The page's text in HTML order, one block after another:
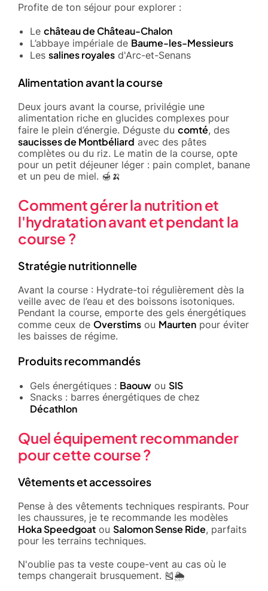
Profite de ton séjour pour explorer :
Le château de Château-Chalon
L’abbaye impériale de Baume-les-Messieurs
Les salines royales d'Arc-et-Senans
Alimentation avant la course
Deux jours avant la course, privilégie une
alimentation riche en glucides complexes pour
faire le plein d’énergie. Déguste du comté, des
saucisses de Montbéliard avec des pâtes
complètes ou du riz. Le matin de la course, opte
pour un petit déjeuner léger : pain complet, banane
et un peu de miel. 🍯🍌
Comment gérer la nutrition et
l'hydratation avant et pendant la
course ?
Stratégie nutritionnelle
Avant la course : Hydrate-toi régulièrement dès la
veille avec de l’eau et des boissons isotoniques.
Pendant la course, emporte des gels énergétiques
comme ceux de Overstims ou Maurten pour éviter
les baisses de régime.
Produits recommandés
Gels énergétiques : Baouw ou SIS
Snacks : barres énergétiques de chez
Décathlon
Quel équipement recommander
pour cette course ?
Vêtements et accessoires
Pense à des vêtements techniques respirants. Pour
les chaussures, je te recommande les modèles
Hoka Speedgoat ou Salomon Sense Ride, parfaits
pour les terrains techniques.
N'oublie pas ta veste coupe-vent au cas où le
temps changerait brusquement. 🎽🌦️